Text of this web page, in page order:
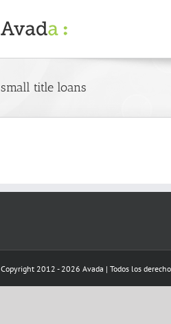
small title loans
Copyright 2012 - 2026 Avada | Todos los